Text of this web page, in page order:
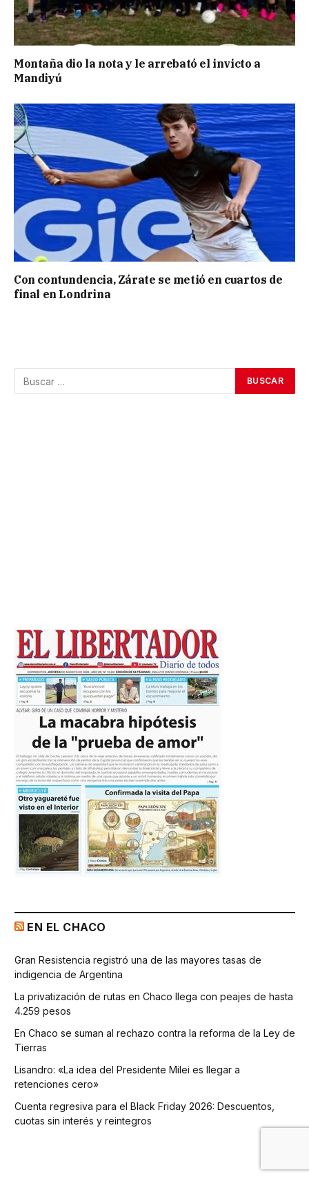
Montaña dio la nota y le arrebató el invicto a
Mandiyú
Con contundencia, Zárate se metió en cuartos de
final en Londrina
EN EL CHACO
Gran Resistencia registró una de las mayores tasas de
indigencia de Argentina
La privatización de rutas en Chaco llega con peajes de hasta
4.259 pesos
En Chaco se suman al rechazo contra la reforma de la Ley de
Tierras
Lisandro: «La idea del Presidente Milei es llegar a
retenciones cero»
Cuenta regresiva para el Black Friday 2026: Descuentos,
cuotas sin interés y reintegros